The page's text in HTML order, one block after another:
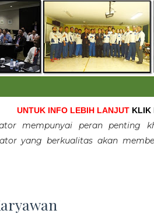
UNTUK INFO LEBIH LANJUT KLIK
mempunyai peran penting
yang berkualitas akan